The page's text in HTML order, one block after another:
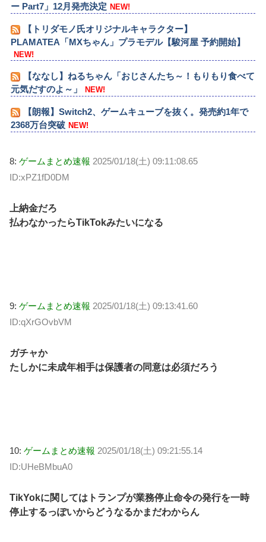
ー Part7」12月発売決定 NEW!
【トリダモノ氏オリジナルキャラクター】
PLAMATEA「MXちゃん」プラモデル【駿河屋 予約開始】
NEW!
【ななし】ねるちゃん「おじさんたち～！もりもり食べて
元気だすのよ～」
NEW!
【朗報】Switch2、ゲームキューブを抜く。発売約1年で
2368万台突破 NEW!
8: ゲームまとめ速報 2025/01/18(土) 09:11:08.65
ID:xPZ1fD0DM
上納金だろ
払わなかったらTikTokみたいになる
9: ゲームまとめ速報 2025/01/18(土) 09:13:41.60
ID:qXrGOvbVM
ガチャか
たしかに未成年相手は保護者の同意は必須だろう
10: ゲームまとめ速報 2025/01/18(土) 09:21:55.14
ID:UHeBMbuA0
TikYokに関してはトランプが業務停止命令の発行を一時
停止するっぽいからどうなるかまだわからん